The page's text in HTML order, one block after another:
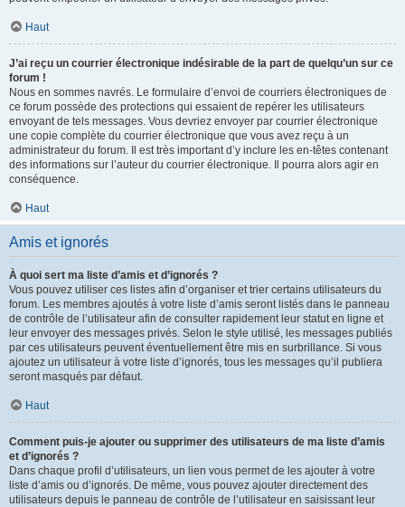
Haut
J’ai reçu un courrier électronique indésirable de la part de quelqu’un sur ce
forum !
Nous en sommes navrés. Le formulaire d’envoi de courriers électroniques de
ce forum possède des protections qui essaient de repérer les utilisateurs
envoyant de tels messages. Vous devriez envoyer par courrier électronique
une copie complète du courrier électronique que vous avez reçu à un
administrateur du forum. Il est très important d’y inclure les en-têtes contenant
des informations sur l’auteur du courrier électronique. Il pourra alors agir en
conséquence.
Haut
Amis et ignorés
À quoi sert ma liste d’amis et d’ignorés ?
Vous pouvez utiliser ces listes afin d’organiser et trier certains utilisateurs du
forum. Les membres ajoutés à votre liste d’amis seront listés dans le panneau
de contrôle de l’utilisateur afin de consulter rapidement leur statut en ligne et
leur envoyer des messages privés. Selon le style utilisé, les messages publiés
par ces utilisateurs peuvent éventuellement être mis en surbrillance. Si vous
ajoutez un utilisateur à votre liste d’ignorés, tous les messages qu’il publiera
seront masqués par défaut.
Haut
Comment puis-je ajouter ou supprimer des utilisateurs de ma liste d’amis
et d’ignorés ?
Dans chaque profil d’utilisateurs, un lien vous permet de les ajouter à votre
liste d’amis ou d’ignorés. De même, vous pouvez ajouter directement des
utilisateurs depuis le panneau de contrôle de l’utilisateur en saisissant leur